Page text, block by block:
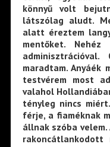
könnyű volt
látszólag aludt.
alatt éreztem
mentőket.
maradtam.
testvérem most
valahol
tényleg nincs
férje, a fiaméknak
állnak szóba
rakoncátlankodott